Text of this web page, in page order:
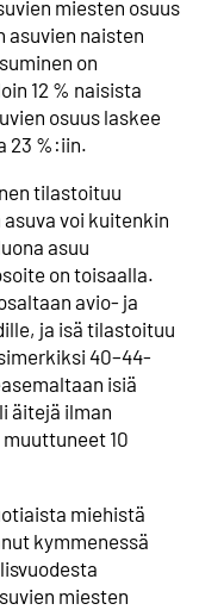
miesten osuus
asuvien naisten
on
12 % naisista
osuus laskee
23 %:iin.
tilastoituu
voi kuitenkin
asuu
on toisaalla.
avio- ja
ja isä tilastoituu
40–44-
isiä
äitejä ilman
10
miehistä
kymmenessä
miesten